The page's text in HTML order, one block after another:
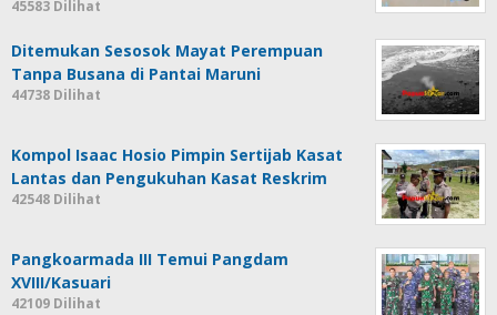
45583 Dilihat
Ditemukan Sesosok Mayat Perempuan
Tanpa Busana di Pantai Maruni
44738 Dilihat
Kompol Isaac Hosio Pimpin Sertijab Kasat
Lantas dan Pengukuhan Kasat Reskrim
42548 Dilihat
Pangkoarmada III Temui Pangdam
XVIII/Kasuari
42109 Dilihat